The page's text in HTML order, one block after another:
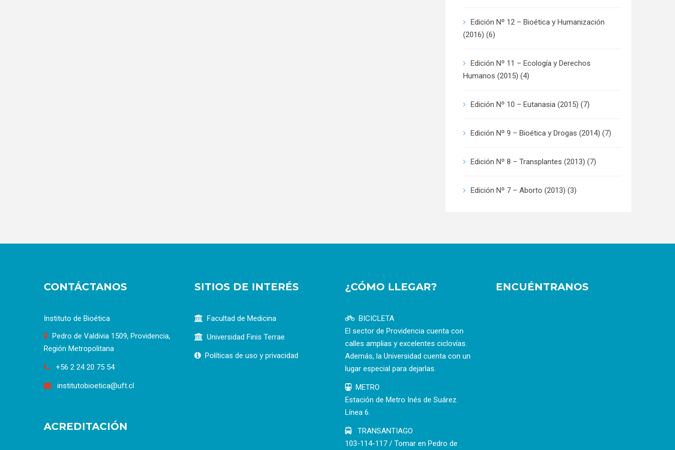
Edición Nº 12 – Bioética y Humanización
(2016) (6)
Edición Nº 11 – Ecología y Derechos
Humanos (2015) (4)
Edición Nº 10 – Eutanasia (2015) (7)
Edición Nº 9 – Bioética y Drogas (2014) (7)
Edición Nº 8 – Transplantes (2013) (7)
Edición Nº 7 – Aborto (2013) (3)
CONTÁCTANOS
Instituto de Bioética
Pedro de Valdivia 1509, Providencia,
Región Metropolitana
+56 2 24 20 75 54
institutobioetica@uft.cl
ACREDITACIÓN
SITIOS DE INTERÉS
Facultad de Medicina
Universidad Finis Terrae
Políticas de uso y privacidad
¿CÓMO LLEGAR?
BICICLETA
El sector de Providencia cuenta con
calles amplias y excelentes ciclovías.
Además, la Universidad cuenta con un
lugar especial para dejarlas.
METRO
Estación de Metro Inés de Suárez.
Línea 6.
TRANSANTIAGO
103-114-117 / Tomar en Pedro de
ENCUÉNTRANOS